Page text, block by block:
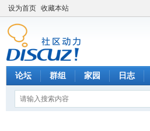
设为首页 收藏本站
论坛 群组 家园 日志